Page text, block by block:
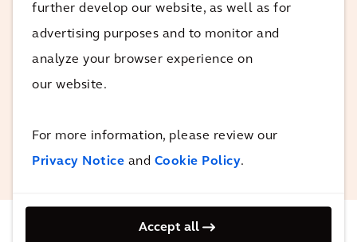
further develop our website, as well as for
advertising purposes and to monitor and
analyze your browser experience on
our website.
For more information, please review our
Privacy Notice and Cookie Policy.
Accept all
resiliente und nachhaltige
Stadtentwicklung ermöglichen. Sie sind
der Goldstandard auf dem Weg zu "Net
Zero" beim Flächenverbrauch.
Laurent Chateau
ADEME Richtlinienbeauftragter